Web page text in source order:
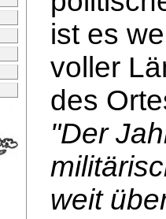
ist es
voller
des
"Der
weit